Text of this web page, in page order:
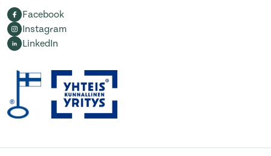
Facebook
Instagram
LinkedIn